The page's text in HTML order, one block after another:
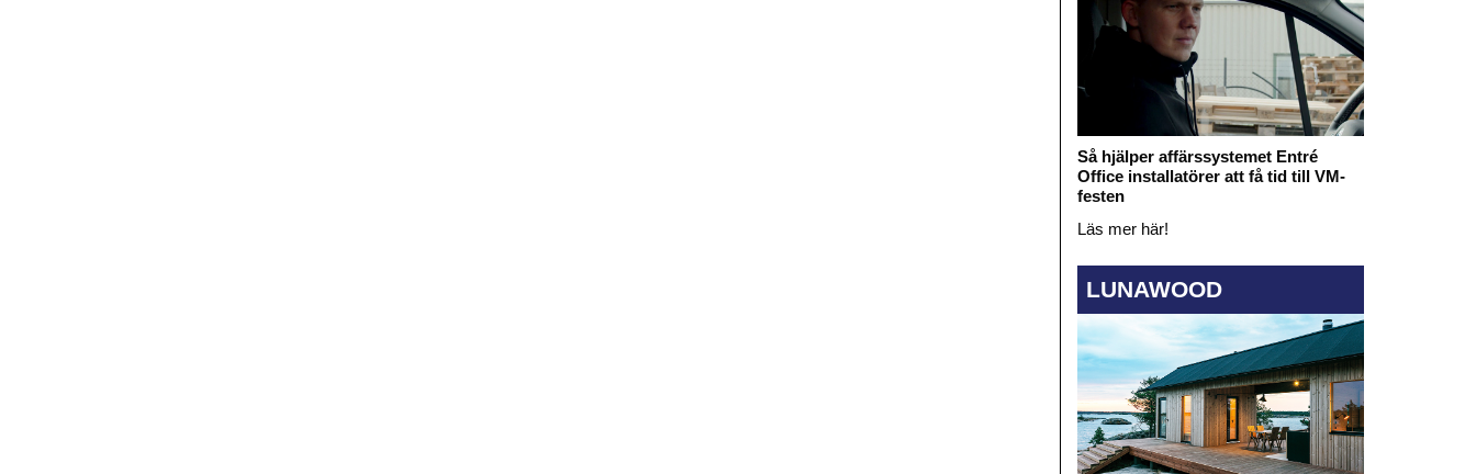
Så hjälper affärssystemet Entré
Office installatörer att få tid till VM-
festen
Läs mer här!
LUNAWOOD